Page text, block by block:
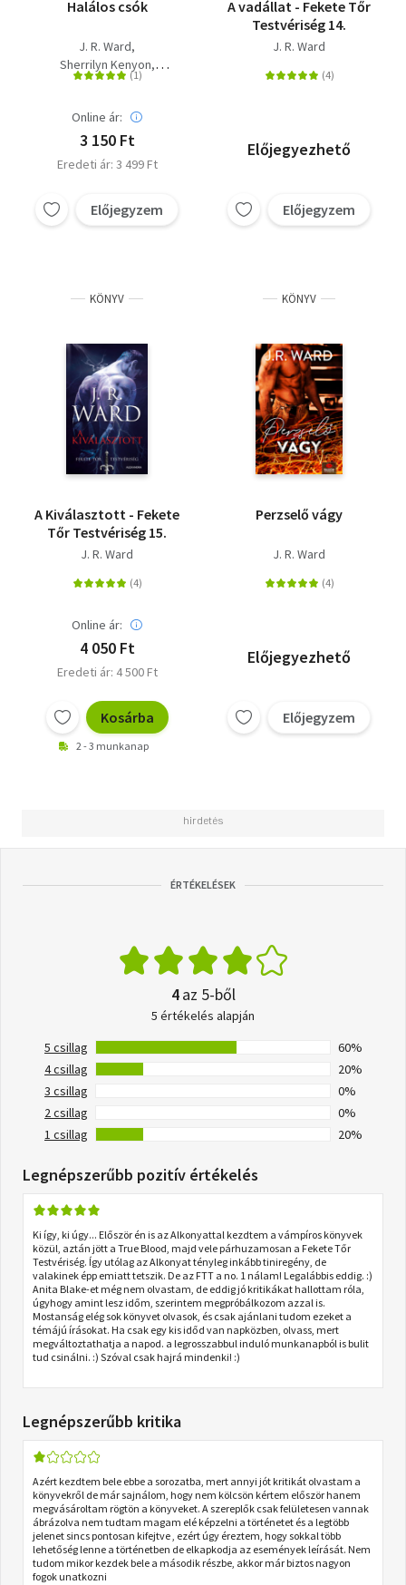
Halálos csók
J. R. Ward
Sherrilyn Kenyon
S. Squires D. Love
Online ár:
3 150 Ft
Eredeti ár: 3 499 Ft
Előjegyzem
A vadállat - Fekete Tőr
Testvériség 14.
J. R. Ward
Előjegyezhető
Előjegyzem
KÖNYV
A Kiválasztott - Fekete
Tőr Testvériség 15.
J. R. Ward
Online ár:
4 050 Ft
Eredeti ár: 4 500 Ft
Kosárba
2 - 3 munkanap
KÖNYV
Perzselő vágy
J. R. Ward
Előjegyezhető
Előjegyzem
ÉRTÉKELÉSEK
4az 5-ből
5 értékelés alapján
5 csillag
60%
4 csillag
20%
3 csillag
0%
2 csillag
0%
1 csillag
20%
Legnépszerűbb pozitív értékelés
Ki így, ki úgy... Először én is az Alkonyattal kezdtem a vámpíros könyvek
közül, aztán jött a True Blood, majd vele párhuzamosan a Fekete Tőr
Testvériség. Így utólag az Alkonyat tényleg inkább tiniregény, de
valakinek épp emiatt tetszik. De az FTT a no. 1 nálam! Legalábbis eddig. :)
Anita Blake-et még nem olvastam, de eddig jó kritikákat hallottam róla,
úgyhogy amint lesz időm, szerintem megpróbálkozom azzal is.
Mostanság elég sok könyvet olvasok, és csak ajánlani tudom ezeket a
témájú írásokat. Ha csak egy kis időd van napközben, olvass, mert
megváltoztathatja a napod. a legrosszabbul induló munkanapból is bulit
tud csinálni. :) Szóval csak hajrá mindenki! :)
Legnépszerűbb kritika
Azért kezdtem bele ebbe a sorozatba, mert annyi jót kritikát olvastam a
könyvekről de már sajnálom, hogy nem kölcsön kértem először hanem
megvásároltam rögtön a könyveket. A szereplők csak felületesen vannak
ábrázolva nem tudtam magam elé képzelni a történetet és a legtöbb
jelenet sincs pontosan kifejtve , ezért úgy éreztem, hogy sokkal több
lehetőség lenne a történetben de elkapkodja az események leírását. Nem
tudom mikor kezdek bele a második részbe, akkor már biztos nagyon
fogok unatkozni